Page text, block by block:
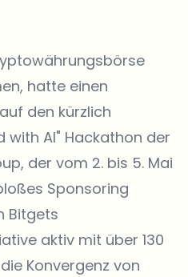
hatte einen
den kürzlich
with AI" Hackathon der
der vom 2. bis 5. Mai
Sponsoring
Bitgets
aktiv mit über 130
Konvergenz von